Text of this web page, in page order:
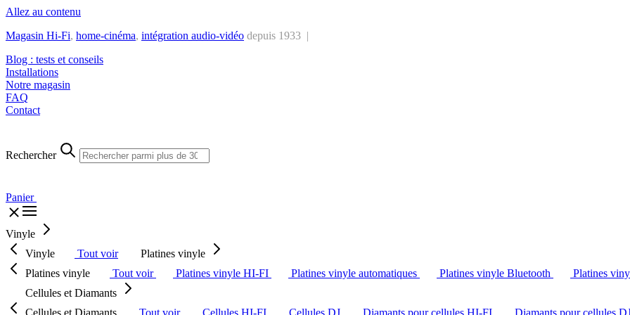
Allez au contenu
Magasin Hi-Fi, home-cinéma, intégration audio-vidéo depuis 1933 |
Blog : tests et conseils
Installations
Notre magasin
FAQ
Contact
Rechercher
Panier
Vinyle
Vinyle
Tout voir
Platines vinyle
Platines vinyle
Tout voir Platines vinyle HI-FI Platines vinyle automatiques Platines vinyle Bluetooth
Platines
Cellules et Diamants
Cellules et Diamants
Tout voir Cellules HI-FI Cellules DJ Diamants pour cellules HI-FI
Diamants pour cellules